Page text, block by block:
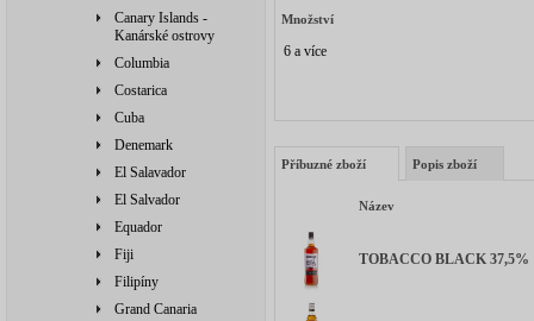
Canary Islands -
Kanárské ostrovy
Columbia
Costarica
Cuba
Denemark
El Salavador
El Salvador
Equador
Fiji
Filipíny
Grand Canaria
Množství
6 a více
Příbuzné zboží Popis zboží
Název
TOBACCO BLACK 37,5%